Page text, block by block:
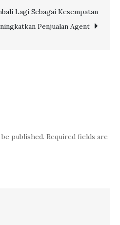
Lagi Sebagai Kesempatan
Penjualan Agent
published. Required fields are